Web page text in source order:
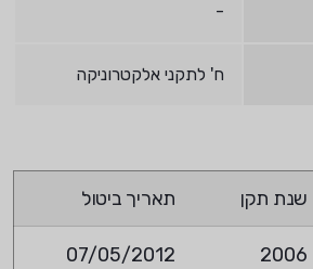
-
ח' לתקני אלקטרוניקה
שנת תקן תאריך ביטול
2006
07/05/2012